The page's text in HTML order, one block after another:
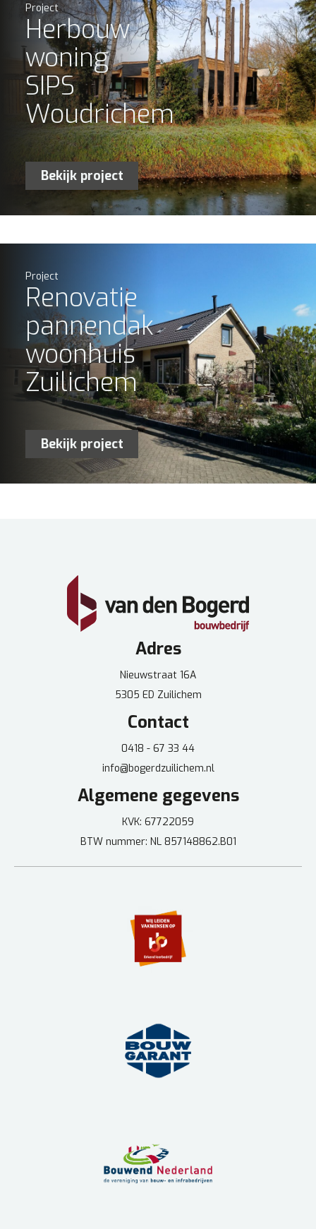
Project
Herbouw
woning
SIPS
Woudrichem
Bekijk project
Project
Renovatie
pannendak
woonhuis
Zuilichem
Bekijk project
Adres
Nieuwstraat 16A
5305 ED Zuilichem
Contact
0418 - 67 33 44
info@bogerdzuilichem.nl
Algemene gegevens
KVK: 67722059
BTW nummer: NL 857148862.B01